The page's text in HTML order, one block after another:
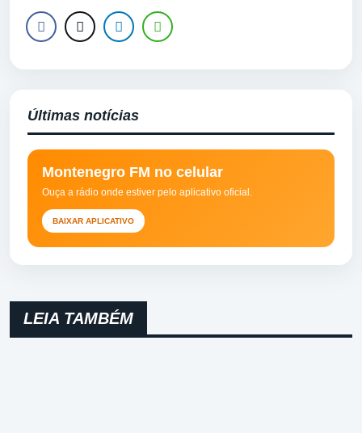
Últimas notícias
Montenegro FM no celular
Ouça a rádio onde estiver pelo aplicativo oficial.
BAIXAR APLICATIVO
LEIA TAMBÉM